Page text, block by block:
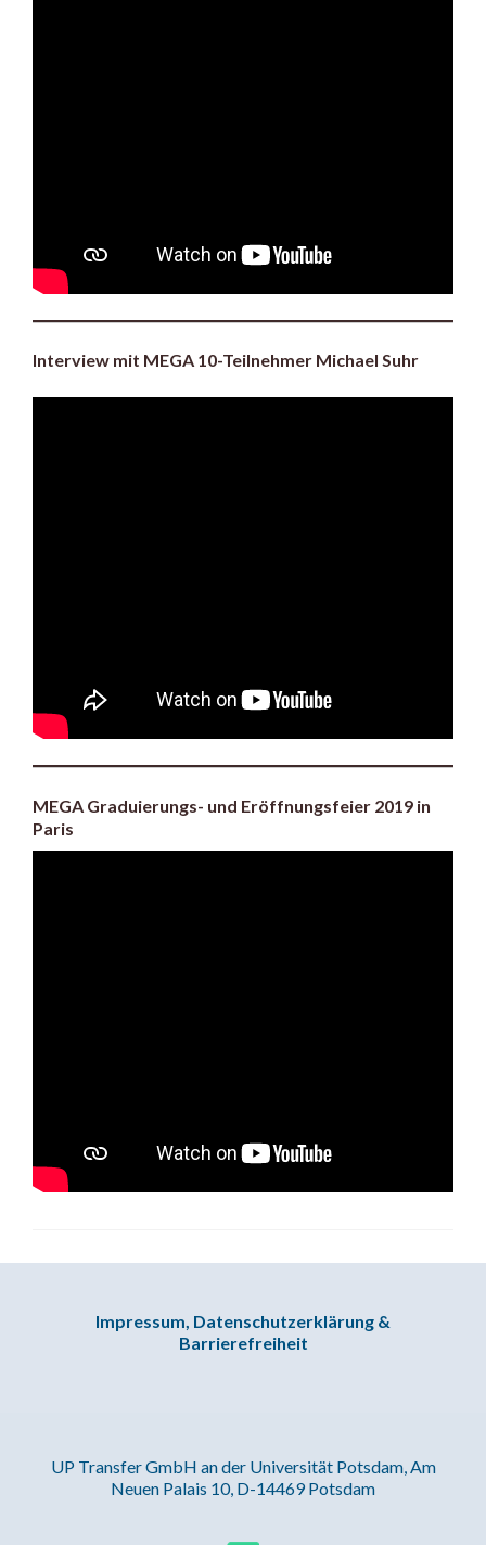
Interview mit MEGA 10-Teilnehmer Michael Suhr
MEGA Graduierungs- und Eröffnungsfeier 2019 in
Paris
Impressum, Datenschutzerklärung &
Barrierefreiheit
UP Transfer GmbH an der Universität Potsdam, Am
Neuen Palais 10, D-14469 Potsdam